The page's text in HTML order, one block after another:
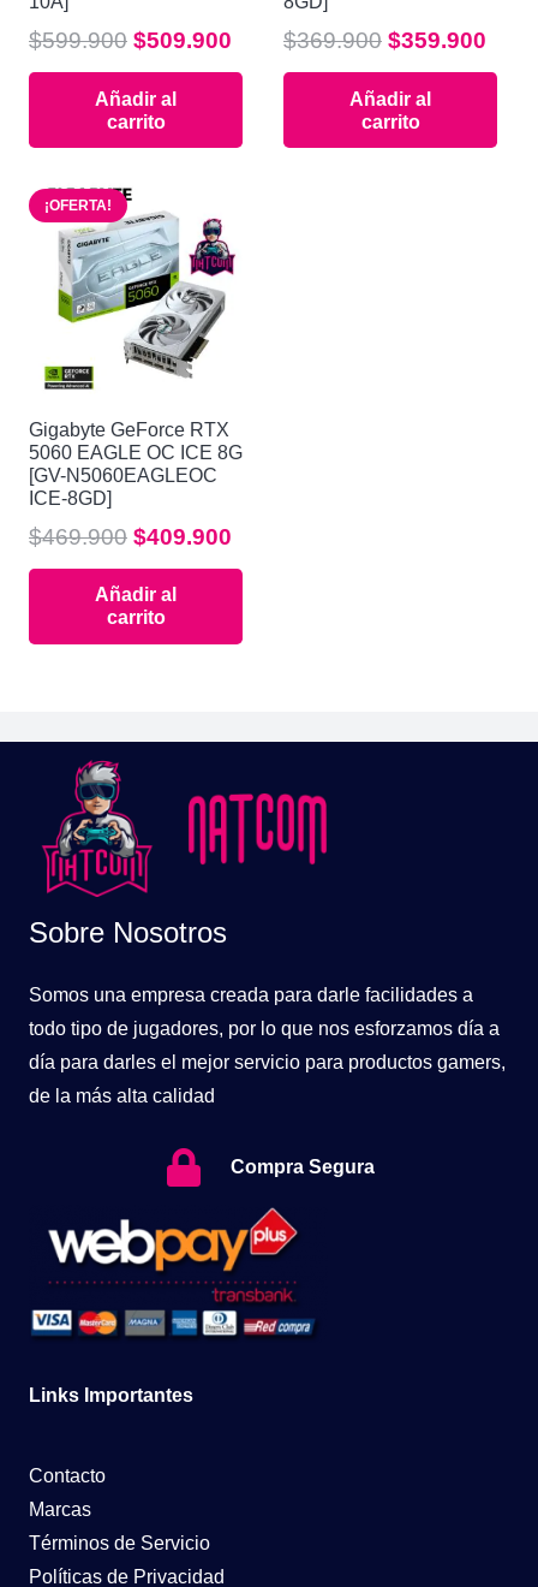
$599.900 El
precio
original
era:
$509.900
precio
Añadir al
carrito
$369.900 El
precio
original
era:
$359.900
Añadir al
carrito
¡OFERTA!
Gigabyte GeForce RTX
5060 EAGLE OC ICE 8G
[GV-N5060EAGLEOC
ICE-8GD]
$469.900 El
precio
original
era:
$409.900
precio
Añadir al
carrito
Sobre Nosotros
Somos una empresa creada para darle facilidades a
todo tipo de jugadores, por lo que nos esforzamos día a
día para darles el mejor servicio para productos gamers,
de la más alta calidad
Compra Segura
Links Importantes
Contacto
Marcas
Términos de Servicio
Políticas de Privacidad